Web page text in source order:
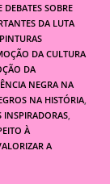
DEBATES SOBRE
DA LUTA
PINTURAS
DA CULTURA
DA
NEGRA NA
NA HISTÓRIA,
INSPIRADORAS,
À
A